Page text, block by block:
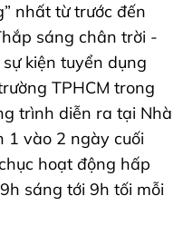
nhất từ trước đến
sáng chân trời -
kiện tuyển dụng
TPHCM trong
trình diễn ra tại Nhà
1 vào 2 ngày cuối
hoạt động hấp
sáng tới 9h tối mỗi